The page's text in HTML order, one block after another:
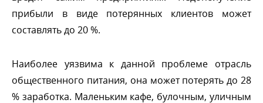
прибыли в виде потерянных клиентов может
составлять до 20 %.
Наиболее уязвима к данной проблеме отрасль
общественного питания, она может потерять до 28
% заработка. Маленьким кафе, булочным, уличным